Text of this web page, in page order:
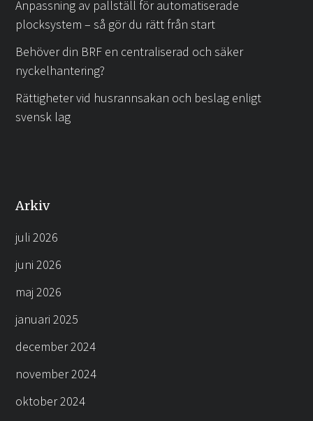
Anpassning av pallställ för automatiserade
plocksystem – så gör du rätt från start
Behöver din BRF en centraliserad och säker
nyckelhantering?
Rättigheter vid husrannsakan och beslag enligt
svensk lag
Arkiv
juli 2026
juni 2026
maj 2026
januari 2025
december 2024
november 2024
oktober 2024